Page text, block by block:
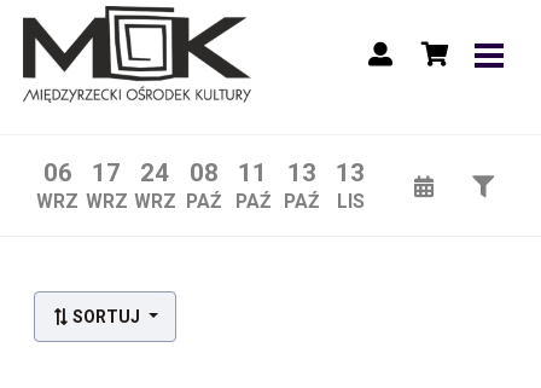
06
WRZ
17
WRZ
24
WRZ
08
PAŹ
11
PAŹ
13
PAŹ
13
LIS
SORTUJ